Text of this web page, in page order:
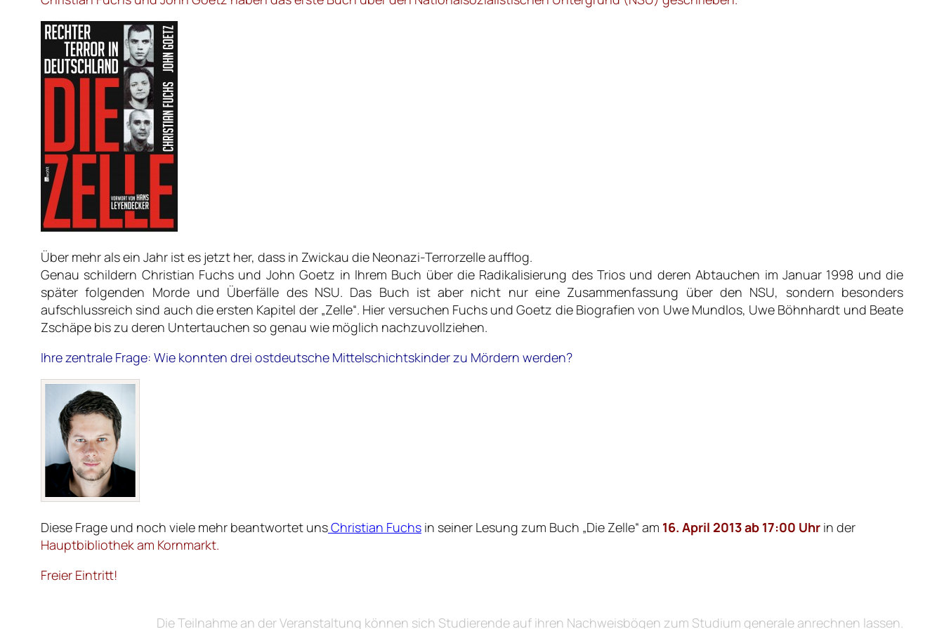
Über mehr als ein Jahr ist es jetzt her, dass in Zwickau die Neonazi-Terrorzelle aufflog.
Genau schildern Christian Fuchs und John Goetz in Ihrem Buch über die Radikalisierung des Trios und deren Abtauchen im Januar 1998 und die
später folgenden Morde und Überfälle des NSU. Das Buch ist aber nicht nur eine Zusammenfassung über den NSU, sondern besonders
aufschlussreich sind auch die ersten Kapitel der „Zelle“. Hier versuchen Fuchs und Goetz die Biografien von Uwe Mundlos, Uwe Böhnhardt und Beate
Zschäpe bis zu deren Untertauchen so genau wie möglich nachzuvollziehen.
Ihre zentrale Frage: Wie konnten drei ostdeutsche Mittelschichtskinder zu Mördern werden?
Diese Frage und noch viele mehr beantwortet unsChristian Fuchs in seiner Lesung zum Buch „Die Zelle“ am 16. April 2013 ab 17:00 Uhr in der
Hauptbibliothek am Kornmarkt.
Freier Eintritt!
Die Teilnahme an der Veranstaltung können sich Studierende auf ihren Nachweisbögen zum Studium generale anrechnen lassen.